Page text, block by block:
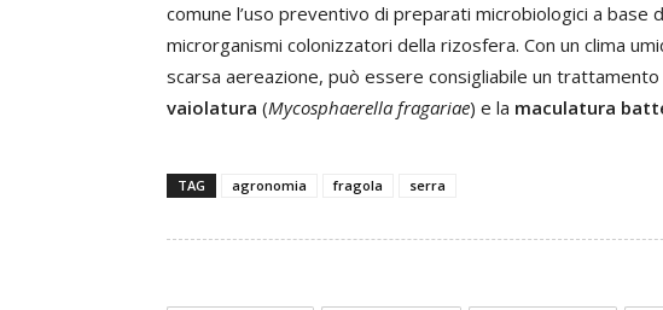
comune l’uso preventivo di preparati microbiologici a base
microrganismi colonizzatori della rizosfera. Con un clima
scarsa aereazione, può essere consigliabile un
vaiolatura (Mycosphaerella fragariae) e la maculatura
TAG agronomia fragola serra